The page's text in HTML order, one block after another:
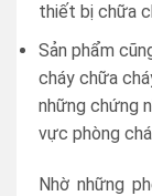
thiết bị chữa
Sản phẩm
cháy chữa
những chứng
vực phòng
Nhờ những